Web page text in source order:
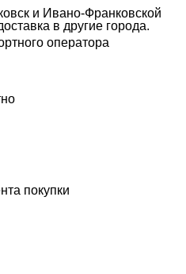
и Ивано-Франковской
в другие города.
оператора
покупки